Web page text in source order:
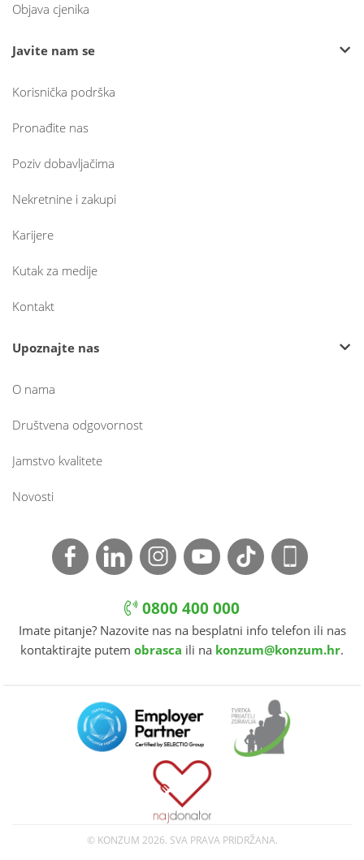
Objava cjenika
Javite nam se
Korisnička podrška
Pronađite nas
Poziv dobavljačima
Nekretnine i zakupi
Karijere
Kutak za medije
Kontakt
Upoznajte nas
O nama
Društvena odgovornost
Jamstvo kvalitete
Novosti
0800 400 000
Imate pitanje? Nazovite nas na besplatni info telefon ili nas
kontaktirajte putem obrasca ili na konzum@konzum.hr.
© KONZUM 2026. SVA PRAVA PRIDRŽANA.